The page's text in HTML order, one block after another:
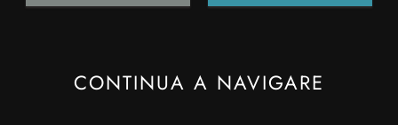
CONTINUA A NAVIGARE